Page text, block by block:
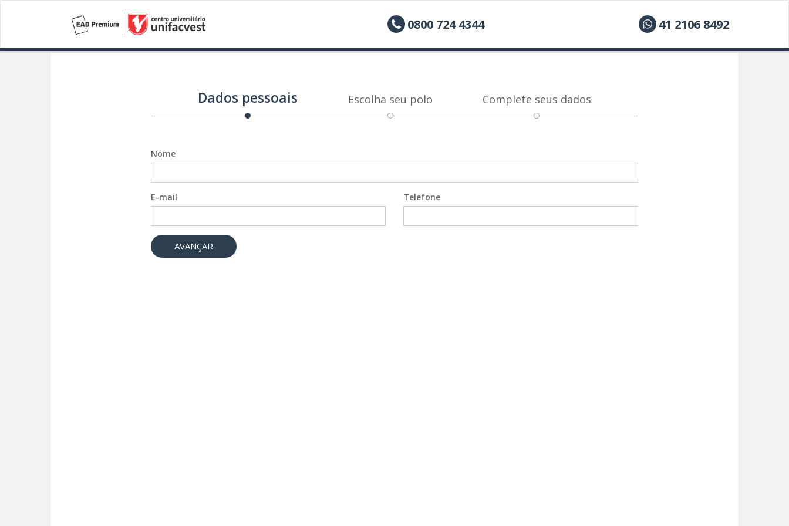
0800 724 4344 41 2106 8492
Dados pessoais Escolha seu polo Complete seus dados
Nome
E-mail Telefone
AVANÇAR